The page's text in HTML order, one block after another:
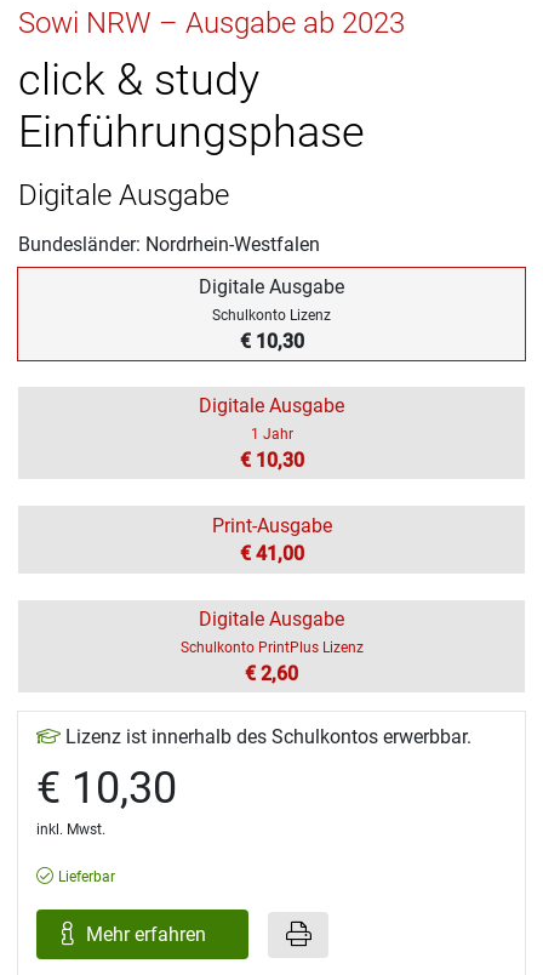
Sowi NRW – Ausgabe ab 2023
click & study
Einführungsphase
Digitale Ausgabe
Bundesländer: Nordrhein-Westfalen
Digitale Ausgabe
Schulkonto Lizenz
€ 10,30
Digitale Ausgabe
1 Jahr
€ 10,30
Print-Ausgabe
€ 41,00
Digitale Ausgabe
Schulkonto PrintPlus Lizenz
€ 2,60
Lizenz ist innerhalb des Schulkontos erwerbbar.
€ 10,30
inkl. Mwst.
Lieferbar
Mehr erfahren